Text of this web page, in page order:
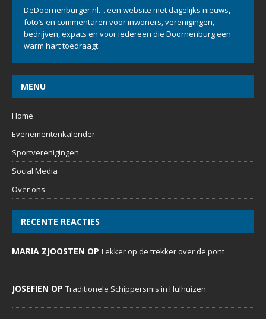
DeDoornenburger.nl… een website met dagelijks nieuws,
foto’s en commentaren voor inwoners, verenigingen,
bedrijven, expats en voor iedereen die Doornenburg een
warm hart toedraagt.
MENU
Home
Evenementenkalender
Sportverenigingen
Social Media
Over ons
RECENTE REACTIES
MARIA ZJOOSTEN OP Lekker op de trekker over de pont
JOSEFIEN OP Traditionele Schippersmis in Hulhuizen